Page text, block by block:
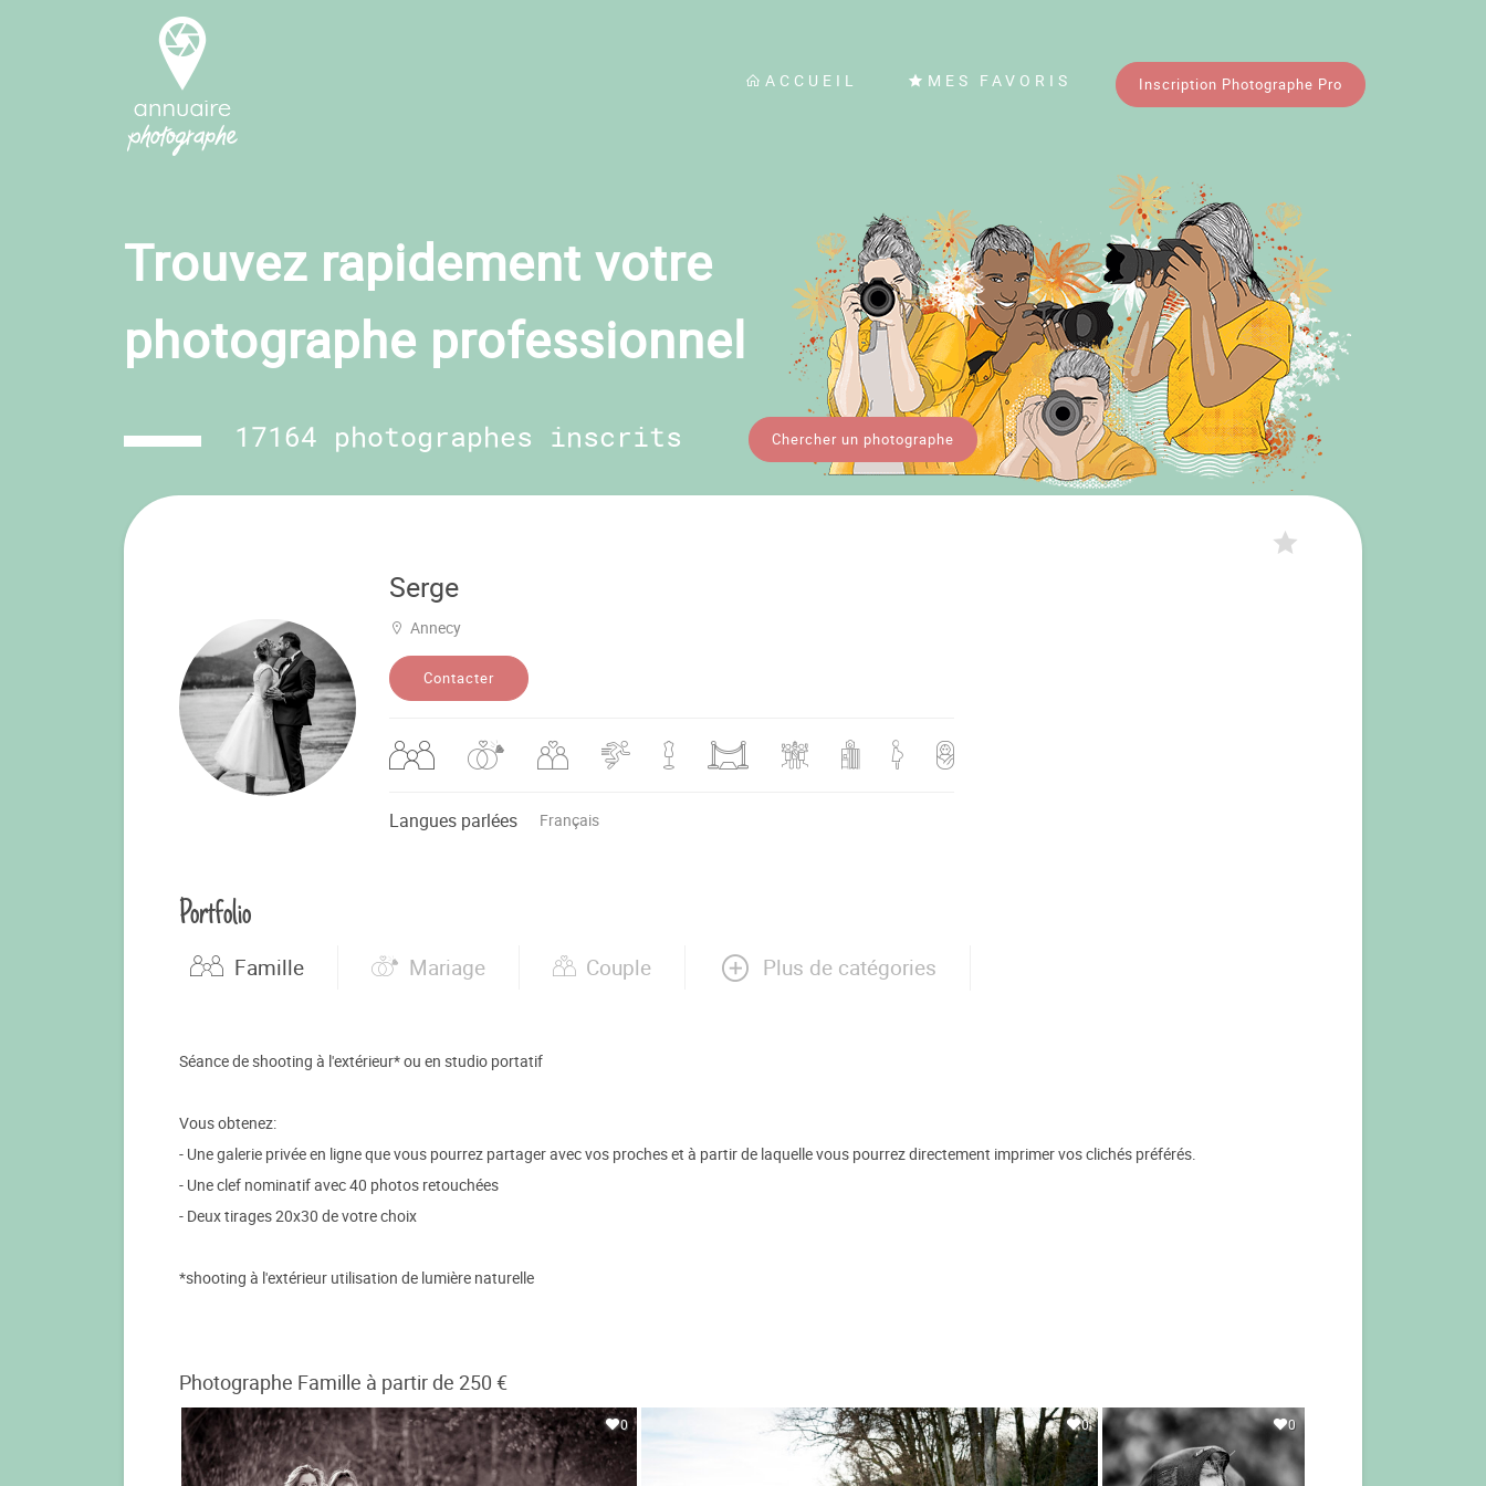
ACCUEIL MES FAVORIS Inscription Photographe Pro
Trouvez rapidement votre
photographe professionnel
17164 photographes inscrits Chercher un photographe
Serge
Annecy
Contacter
Langues parlées Français
Portfolio
Famille Mariage Couple Plus de catégories
Séance de shooting à l'extérieur* ou en studio portatif
Vous obtenez:
- Une galerie privée en ligne que vous pourrez partager avec vos proches et à partir de laquelle vous pourrez directement imprimer vos clichés préférés.
- Une clef nominatif avec 40 photos retouchées
- Deux tirages 20x30 de votre choix
*shooting à l'extérieur utilisation de lumière naturelle
Photographe Famille à partir de 250 €
0 0 0